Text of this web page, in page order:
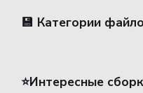
💾 Категории
⭐️Интересные